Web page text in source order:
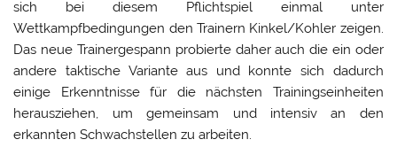
sich bei diesem Pflichtspiel einmal unter
Wettkampfbedingungen den Trainern Kinkel/Kohler zeigen.
Das neue Trainergespann probierte daher auch die ein oder
andere taktische Variante aus und konnte sich dadurch
einige Erkenntnisse für die nächsten Trainingseinheiten
herausziehen, um gemeinsam und intensiv an den
erkannten Schwachstellen zu arbeiten.